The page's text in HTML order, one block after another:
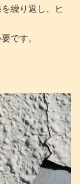
繰り返し、ヒ
です。